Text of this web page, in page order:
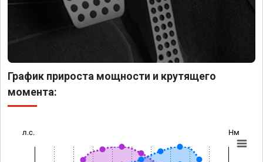
График прироста мощности и крутящего
момента:
л.с. Нм